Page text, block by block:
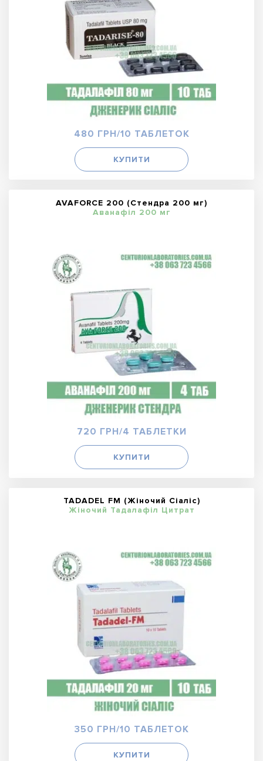
480 ГРН/10 ТАБЛЕТОК
КУПИТИ
AVAFORCE 200 (Стендра 200 мг)
Аванафіл 200 мг
720 ГРН/4 ТАБЛЕТКИ
КУПИТИ
TADADEL FM (Жіночий Сіаліс)
Жіночий Тадалафіл Цитрат
350 ГРН/10 ТАБЛЕТОК
КУПИТИ